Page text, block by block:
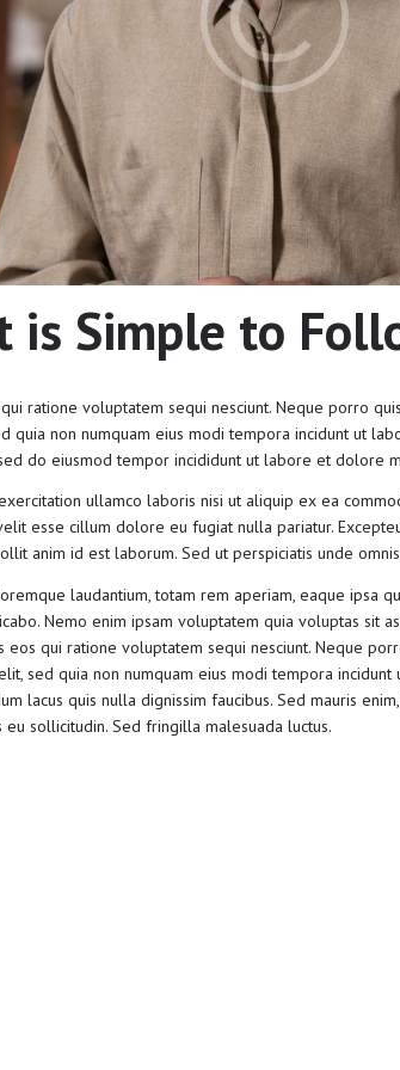
is Simple to
ratione voluptatem sequi nesciunt. Neque porro
quia non numquam eius modi tempora incidunt ut
do eiusmod tempor incididunt ut labore et dolore
ullamco laboris nisi ut aliquip ex ea
esse cillum dolore eu fugiat nulla pariatur.
anim id est laborum. Sed ut perspiciatis unde
laudantium, totam rem aperiam, eaque ipsa
Nemo enim ipsam voluptatem quia voluptas sit
eos qui ratione voluptatem sequi nesciunt. Neque
sed quia non numquam eius modi tempora
lacus quis nulla dignissim faucibus. Sed mauris
sollicitudin. Sed fringilla malesuada luctus.